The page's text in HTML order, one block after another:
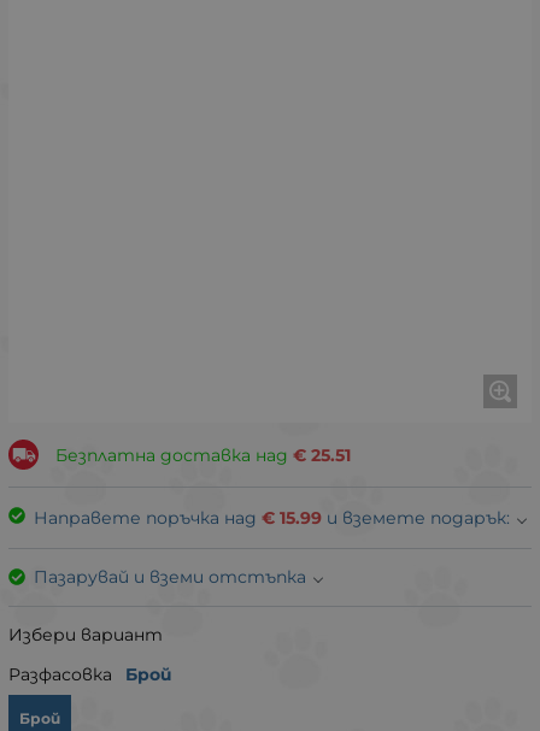
Безплатна доставка над 25.51
€
Направете поръчка над 15.99
€ и вземете подарък:
Пазарувай и вземи отстъпка
Избери вариант
Разфасовка
Брой
Брой